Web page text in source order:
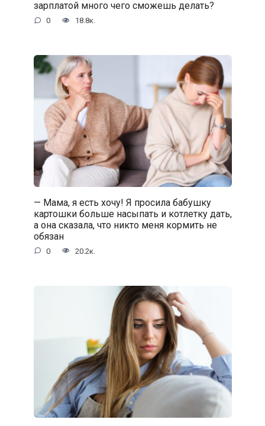
зарплатой много чего сможешь делать?
0 18.8к.
— Мама, я есть хочу! Я просила бабушку
картошки больше насыпать и котлетку дать,
а она сказала, что никто меня кормить не
обязан
0 20.2к.